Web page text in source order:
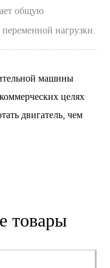
общую
нагрузки.
машины
целях
двигатель, чем
товары